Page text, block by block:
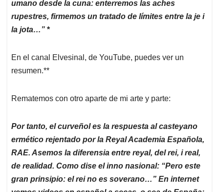
umano desde la cuna: enterremos las aches
rupestres, firmemos un tratado de límites entre la je i
la jota…” *
En el canal Elvesinal, de YouTube, puedes ver un
resumen.**
Rematemos con otro aparte de mi arte y parte:
Por tanto, el curveñol es la respuesta al casteyano
ermético rejentado por la Reyal Academia Española,
RAE. Asemos la diferensia entre reyal, del rei, i real,
de realidad. Como dise el inno nasional: “Pero este
gran prinsipio: el rei no es soverano…” En internet